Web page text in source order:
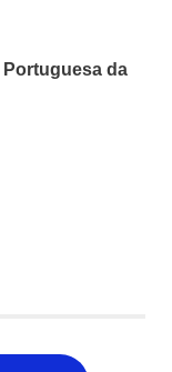
Portuguesa da